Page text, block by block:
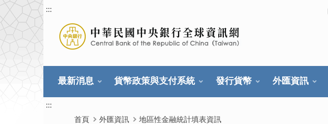
:::
最新消息 貨幣政策與支付系統 發行貨幣 外匯資訊
:::
首頁 外匯資訊 地區性金融統計填表資訊